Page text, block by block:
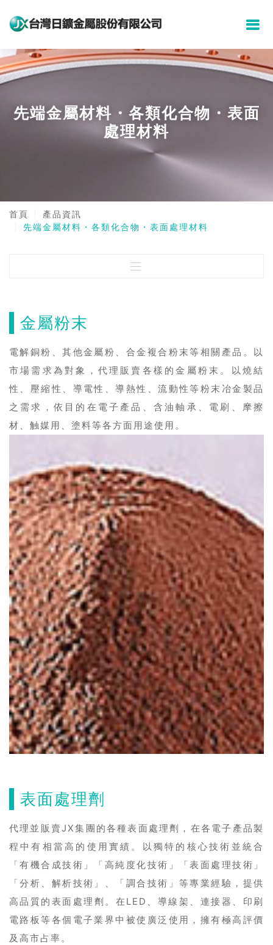
先端金屬材料・各類化合物・表面
處理材料
首頁
產品資訊
先端金屬材料・各類化合物・表面處理材料
金屬粉末
電解銅粉、其他金屬粉、合金複合粉末等相關產品。以
市場需求為對象，代理販賣各樣的金屬粉末。以燒結
性、壓縮性、導電性、導熱性、流動性等粉末冶金製品
之需求，依目的在電子產品、含油軸承、電刷、摩擦
材、触媒用、塗料等各方面用途使用。
表面處理劑
代理並販賣JX集團的各種表面處理劑，在各電子產品製
程中有相當高的使用實績。以獨特的核心技術並統合
「有機合成技術」「高純度化技術」「表面處理技術」
「分析、解析技術」、「調合技術」等專業經驗，提供
高品質的表面處理劑。在LED、導線架、連接器、印刷
電路板等各個電子業界中被使廣泛使用，擁有極高評價
及高市占率。